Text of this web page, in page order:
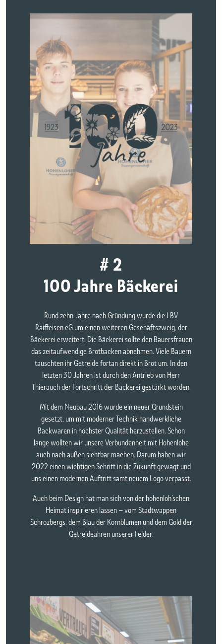
# 2
100 Jahre Bäckerei
Rund zehn Jahre nach Gründung wurde die LBV
Raiffeisen eG um einen weiteren Geschäftszweig, der
Bäckerei erweitert. Die Bäckerei sollte den Bauersfrauen
das zeitaufwendige Brotbacken abnehmen. Viele Bauern
tauschten ihr Getreide fortan direkt in Brot um. In den
letzten 30Jahren ist durch den Antrieb von Herr
Thierauch der Fortschritt der Bäckerei gestärkt worden.
Mit dem Neubau 2016 wurde ein neuer Grundstein
gesetzt, um mit moderner Technik handwerkliche
Backwaren in höchster Qualität herzustellen. Schon
lange wollten wir unsere Verbundenheit mit Hohenlohe
auch nach außen sichtbar machen. Darum haben wir
2022 einen wichtigen Schritt in die Zukunft gewagt und
uns einen modernen Auftritt samt neuem Logo verpasst.
Auch beim Design hat man sich von der hohenloh’schen
Heimat inspirieren lassen – vom Stadtwappen
Schrozbergs, dem Blau der Kornblumen und dem Gold der
Getreideähren unserer Felder.